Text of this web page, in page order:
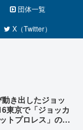
団体一覧
X（Twitter）
動き出したジョッ
東京で「ジョッカ
トプロレス」の開